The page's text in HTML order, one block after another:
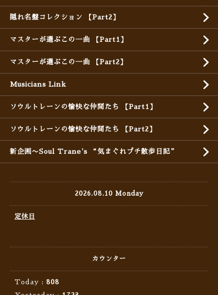
隠れ名盤コレクション 【Part2】
マスターが選ぶこの一曲 【Part1】
マスターが選ぶこの一曲 【Part2】
Musicians Link
ソウルトレーンの愉快な仲間たち 【Part1】
ソウルトレーンの愉快な仲間たち 【Part2】
新企画〜Soul Trane's “気まぐれプチ散歩日記”
2026.08.10 Monday
定休日
カウンター
Today : 808